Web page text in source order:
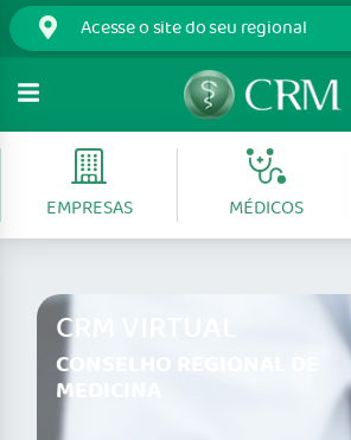
EMPRESAS MÉDICOS
CRM VIRTUAL
CONSELHO REGIONAL DE
MEDICINA